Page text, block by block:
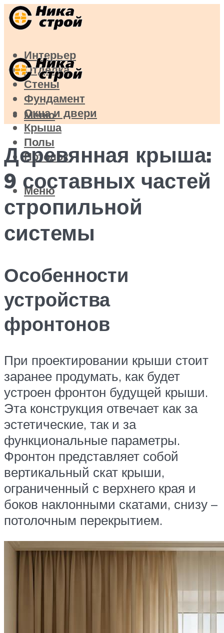
Интерьер
Отделка
Стены
Фундамент
Окна и двери
Крыша
Полы
Потолок
Меню
Меню
Деревянная крыша:
9 составных частей
стропильной
системы
Особенности
устройства
фронтонов
При проектировании крыши стоит
заранее продумать, как будет
устроен фронтон будущей крыши.
Эта конструкция отвечает как за
эстетические, так и за
функциональные параметры.
Фронтон представляет собой
вертикальный скат крыши,
ограниченный с верхнего края и
боков наклонными скатами, снизу –
потолочным перекрытием.